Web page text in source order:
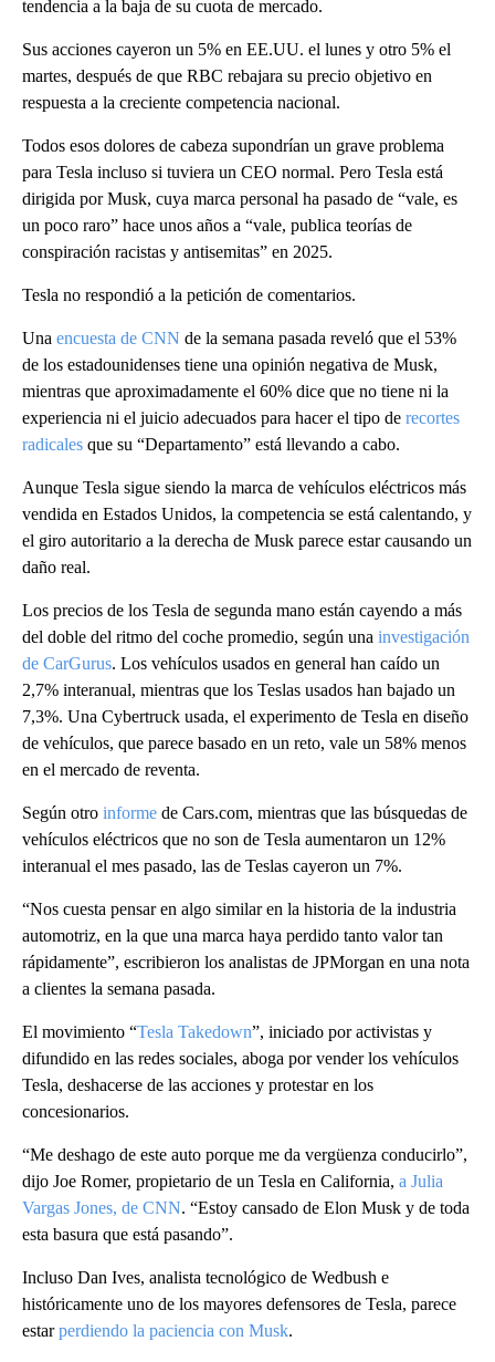
tendencia a la baja de su cuota de mercado.
Sus acciones cayeron un 5% en EE.UU. el lunes y otro 5% el
martes, después de que RBC rebajara su precio objetivo en
respuesta a la creciente competencia nacional.
Todos esos dolores de cabeza supondrían un grave problema
para Tesla incluso si tuviera un CEO normal. Pero Tesla está
dirigida por Musk, cuya marca personal ha pasado de “vale, es
un poco raro” hace unos años a “vale, publica teorías de
conspiración racistas y antisemitas” en 2025.
Tesla no respondió a la petición de comentarios.
Una encuesta de CNN de la semana pasada reveló que el 53%
de los estadounidenses tiene una opinión negativa de Musk,
mientras que aproximadamente el 60% dice que no tiene ni la
experiencia ni el juicio adecuados para hacer el tipo de recortes
radicales que su “Departamento” está llevando a cabo.
Aunque Tesla sigue siendo la marca de vehículos eléctricos más
vendida en Estados Unidos, la competencia se está calentando, y
el giro autoritario a la derecha de Musk parece estar causando un
daño real.
Los precios de los Tesla de segunda mano están cayendo a más
del doble del ritmo del coche promedio, según una investigación
de CarGurus. Los vehículos usados en general han caído un
2,7% interanual, mientras que los Teslas usados han bajado un
7,3%. Una Cybertruck usada, el experimento de Tesla en diseño
de vehículos, que parece basado en un reto, vale un 58% menos
en el mercado de reventa.
Según otro informe de Cars.com, mientras que las búsquedas de
vehículos eléctricos que no son de Tesla aumentaron un 12%
interanual el mes pasado, las de Teslas cayeron un 7%.
“Nos cuesta pensar en algo similar en la historia de la industria
automotriz, en la que una marca haya perdido tanto valor tan
rápidamente”, escribieron los analistas de JPMorgan en una nota
a clientes la semana pasada.
El movimiento “Tesla Takedown”, iniciado por activistas y
difundido en las redes sociales, aboga por vender los vehículos
Tesla, deshacerse de las acciones y protestar en los
concesionarios.
“Me deshago de este auto porque me da vergüenza conducirlo”,
dijo Joe Romer, propietario de un Tesla en California, a Julia
Vargas Jones, de CNN. “Estoy cansado de Elon Musk y de toda
esta basura que está pasando”.
Incluso Dan Ives, analista tecnológico de Wedbush e
históricamente uno de los mayores defensores de Tesla, parece
estarperdiendo la paciencia con Musk.